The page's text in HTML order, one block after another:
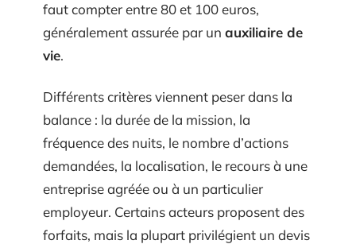
faut compter entre 80 et 100 euros,
généralement assurée par un auxiliaire de
vie.
Différents critères viennent peser dans la
balance : la durée de la mission, la
fréquence des nuits, le nombre d’actions
demandées, la localisation, le recours à une
entreprise agréée ou à un particulier
employeur. Certains acteurs proposent des
forfaits, mais la plupart privilégient un devis